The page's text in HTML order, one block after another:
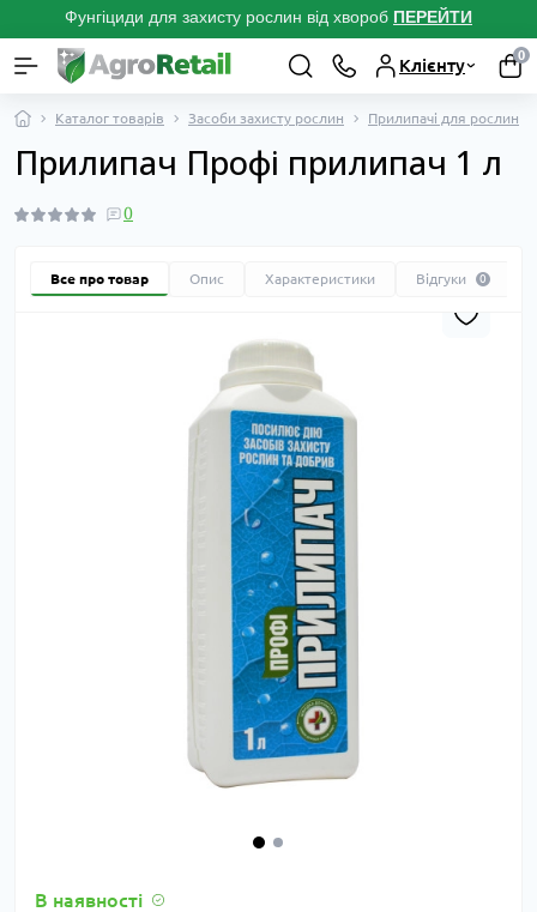
Фунгіциди для захисту рослин від хвороб ПЕРЕЙТИ
Клієнту
0
Каталог товарів Засоби захисту рослин Прилипачі для рослин
Прилипач Профі прилипач 1 л
0
Все про товар Опис Характеристики Відгуки 0
В наявності